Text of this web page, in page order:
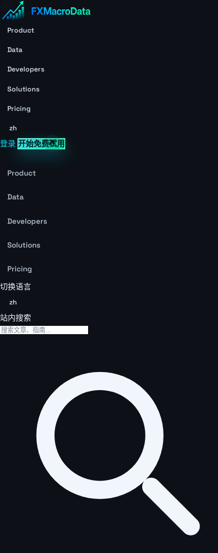
Product
Data
Developers
Solutions
Pricing
zh
登录 开始免费试用
Product
Data
Developers
Solutions
Pricing
切换语言
zh
站内搜索